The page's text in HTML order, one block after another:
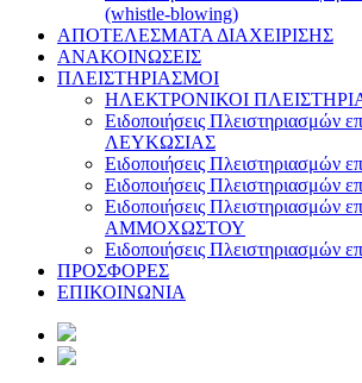
(whistle-blowing)
ΑΠΟΤΕΛΕΣΜΑΤΑ ΔΙΑΧΕΙΡΙΣΗΣ
ΑΝΑΚΟΙΝΩΣΕΙΣ
ΠΛΕΙΣΤΗΡΙΑΣΜΟΙ
ΗΛΕΚΤΡΟΝΙΚΟΙ
Ειδοποιήσεις Πλειστηριασμών
ΛΕΥΚΩΣΙΑΣ
Ειδοποιήσεις
Ειδοποιήσεις
Ειδοποιήσεις Πλειστηριασμών
ΑΜΜΟΧΩΣΤΟΥ
Ειδοποιήσεις Πλειστηριασμών
ΠΡΟΣΦΟΡΕΣ
ΕΠΙΚΟΙΝΩΝΙΑ